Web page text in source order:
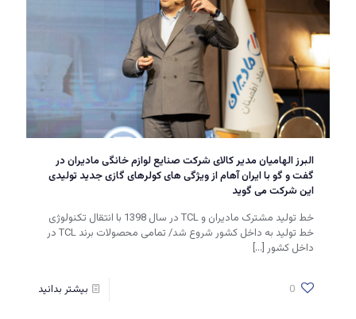
البرز الهامیان مدیر کالای شرکت صنایع لوازم خانگی مادیران در
گفت و گو با ایران آهام از ویژگی های کولرهای گازی جدید تولیدی
این شرکت می گوید
خط تولید مشترک مادیران و TCL در سال 1398 با انتقال تکنولوژی
خط تولید به داخل کشور شروع شد/ تمامی محصولات برند TCL در
داخل کشور […]
0 بیشتر بدانید